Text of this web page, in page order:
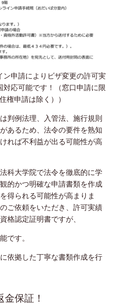
申請によりビザ変更の許可実
応可能です！（窓口申請に限
権申請は除く））
判例法理、入管法、施行規則
あるため、法令の要件を熟知
れば不利益が出る可能性が高
科大学院で法令を徹底的に学
的かつ明確な申請書類を作成
得られる可能性が高まりま
ご依頼をいただき、許可実績
格認定証明書ですが、
です。
依拠した丁寧な書類作成を行
保証！